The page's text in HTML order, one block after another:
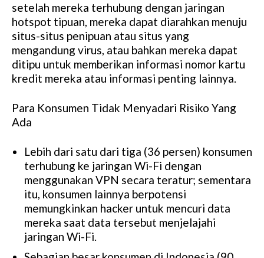
setelah mereka terhubung dengan jaringan
hotspot tipuan, mereka dapat diarahkan menuju
situs-situs penipuan atau situs yang
mengandung virus, atau bahkan mereka dapat
ditipu untuk memberikan informasi nomor kartu
kredit mereka atau informasi penting lainnya.
Para Konsumen Tidak Menyadari Risiko Yang
Ada
Lebih dari satu dari tiga (36 persen) konsumen
terhubung ke jaringan Wi-Fi dengan
menggunakan VPN secara teratur; sementara
itu, konsumen lainnya berpotensi
memungkinkan hacker untuk mencuri data
mereka saat data tersebut menjelajahi
jaringan Wi-Fi.